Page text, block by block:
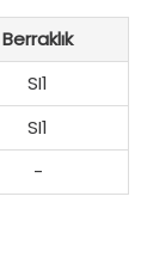
Berraklık
SI1
SI1
-